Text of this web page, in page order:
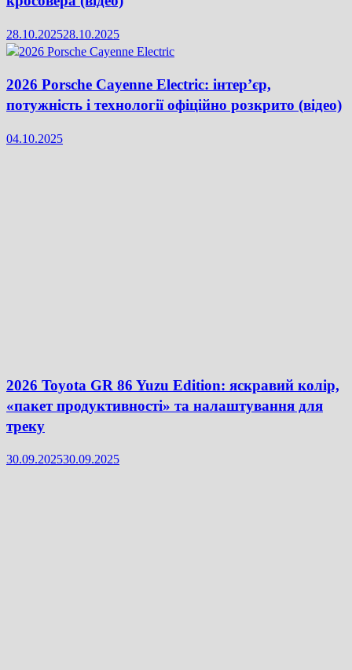
28.10.202528.10.2025
2026 Porsche Cayenne Electric: інтер’єр,
потужність і технології офіційно розкрито (відео)
04.10.2025
2026 Toyota GR 86 Yuzu Edition: яскравий колір,
«пакет продуктивності» та налаштування для
треку
30.09.202530.09.2025